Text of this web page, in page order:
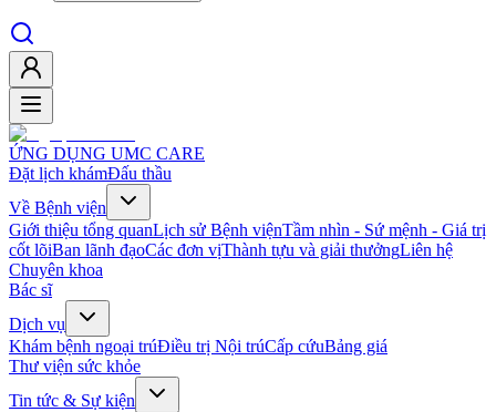
ỨNG DỤNG UMC CARE
Đặt lịch khámĐấu thầu
Về Bệnh viện
Giới thiệu tổng quanLịch sử Bệnh việnTầm nhìn - Sứ mệnh - Giá trị
cốt lõiBan lãnh đạoCác đơn vịThành tựu và giải thưởngLiên hệ
Chuyên khoa
Bác sĩ
Dịch vụ
Khám bệnh ngoại trúĐiều trị Nội trúCấp cứuBảng giá
Thư viện sức khỏe
Tin tức & Sự kiện